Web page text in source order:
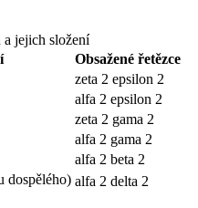
jejich složení
Obsažené řetězce
zeta 2 epsilon 2
alfa 2 epsilon 2
zeta 2 gama 2
alfa 2 gama 2
alfa 2 beta 2
dospělého) alfa 2 delta 2